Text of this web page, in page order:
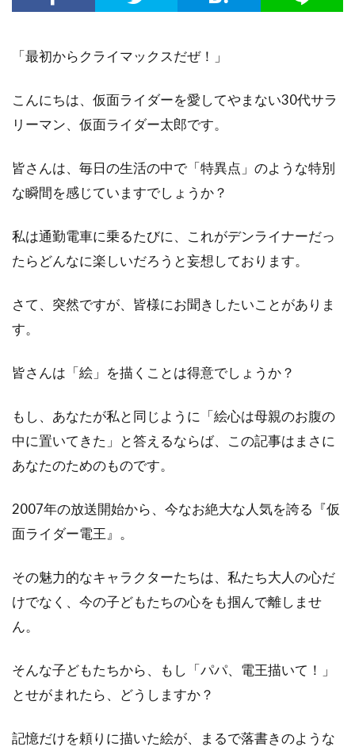
「最初からクライマックスだぜ！」
こんにちは、仮面ライダーを愛してやまない30代サラ
リーマン、仮面ライダー太郎です。
皆さんは、毎日の生活の中で「特異点」のような特別
な瞬間を感じていますでしょうか？
私は通勤電車に乗るたびに、これがデンライナーだっ
たらどんなに楽しいだろうと妄想しております。
さて、突然ですが、皆様にお聞きしたいことがありま
す。
皆さんは「絵」を描くことは得意でしょうか？
もし、あなたが私と同じように「絵心は母親のお腹の
中に置いてきた」と答えるならば、この記事はまさに
あなたのためのものです。
2007年の放送開始から、今なお絶大な人気を誇る『仮
面ライダー電王』。
その魅力的なキャラクターたちは、私たち大人の心だ
けでなく、今の子どもたちの心をも掴んで離しませ
ん。
そんな子どもたちから、もし「パパ、電王描いて！」
とせがまれたら、どうしますか？
記憶だけを頼りに描いた絵が、まるで落書きのような